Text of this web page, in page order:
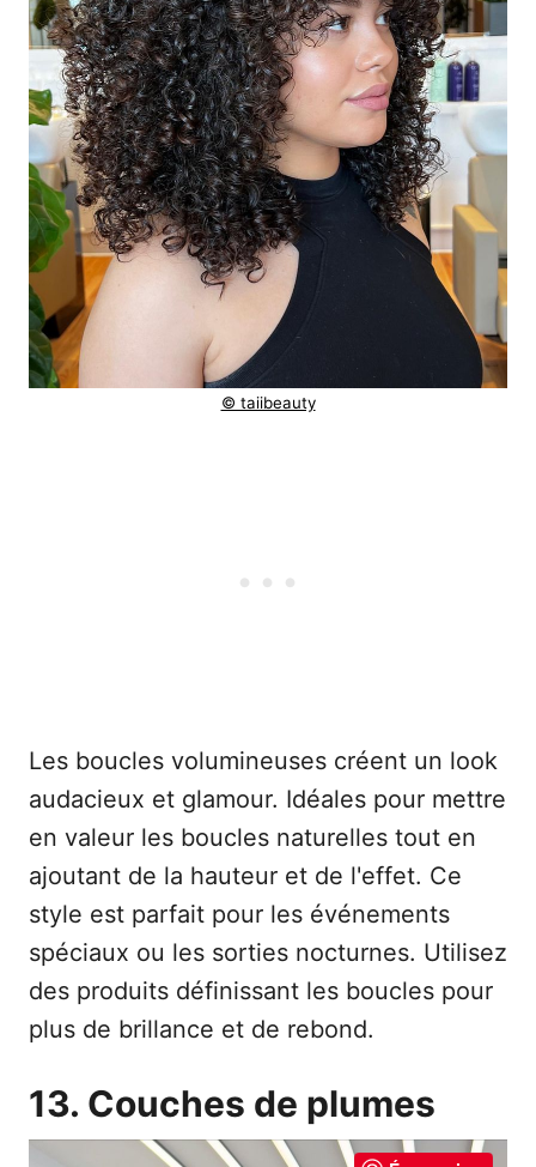
© taiibeauty
Les boucles volumineuses créent un look
audacieux et glamour. Idéales pour mettre
en valeur les boucles naturelles tout en
ajoutant de la hauteur et de l'effet. Ce
style est parfait pour les événements
spéciaux ou les sorties nocturnes. Utilisez
des produits définissant les boucles pour
plus de brillance et de rebond.
13. Couches de plumes